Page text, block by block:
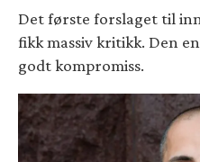
Det første forslaget til
fikk massiv kritikk. Den
godt kompromiss.